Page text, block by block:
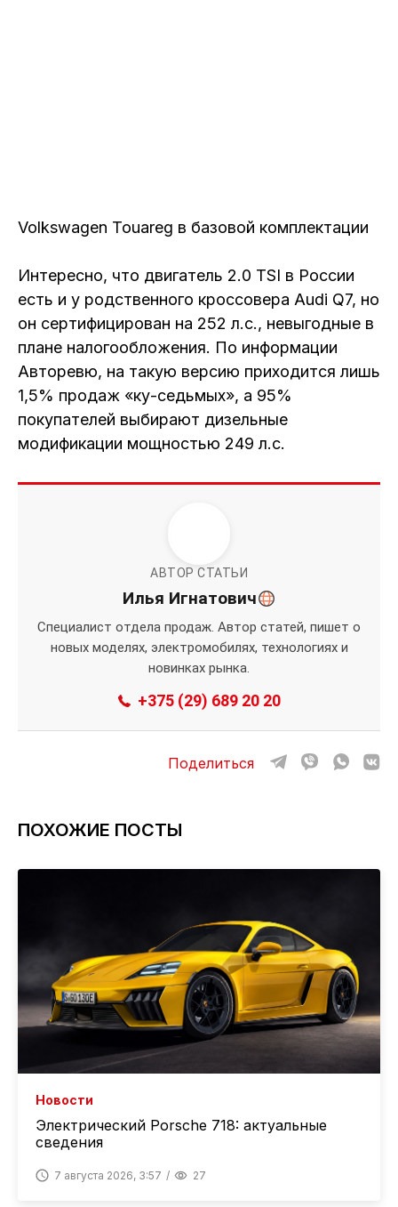
Volkswagen Touareg в базовой комплектации
Интересно, что двигатель 2.0 TSI в России
есть и у родственного кроссовера Audi Q7, но
он сертифицирован на 252 л.с., невыгодные в
плане налогообложения. По информации
Авторевю, на такую версию приходится лишь
1,5% продаж «ку-седьмых», а 95%
покупателей выбирают дизельные
модификации мощностью 249 л.с.
АВТОР СТАТЬИ
Илья Игнатович
Специалист отдела продаж. Автор статей, пишет о
новых моделях, электромобилях, технологиях и
новинках рынка.
+375 (29) 689 20 20
Поделиться
ПОХОЖИЕ ПОСТЫ
Новости
Электрический Porsche 718: актуальные
сведения
7 августа 2026, 3:57 27